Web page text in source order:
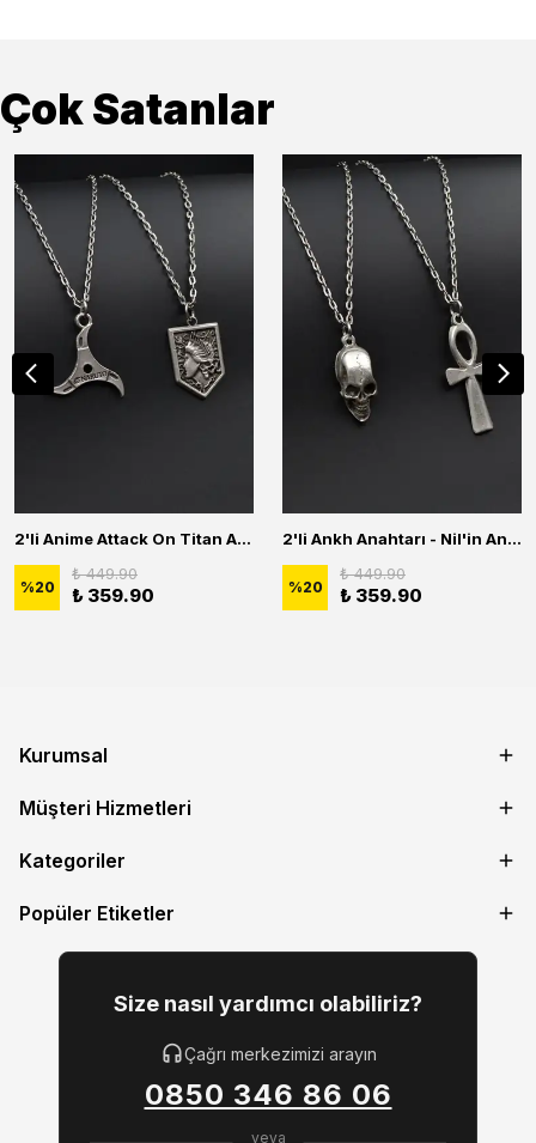
Çok Satanlar
2'li Anime Attack On Titan Acrylic Maria Anime Naruto Erkek Kadın Kolye Seti
%20
₺ 449.90
₺ 359.90
2'li Ankh Anahtarı - Nil'in Anahtarı - Kuru Kafa Erkek Kadın Kolye Seti
%20
₺ 449.90
₺ 359.90
Kurumsal
Müşteri Hizmetleri
Kategoriler
Popüler Etiketler
Size nasıl yardımcı olabiliriz?
Çağrı merkezimizi arayın
0850 346 86 06